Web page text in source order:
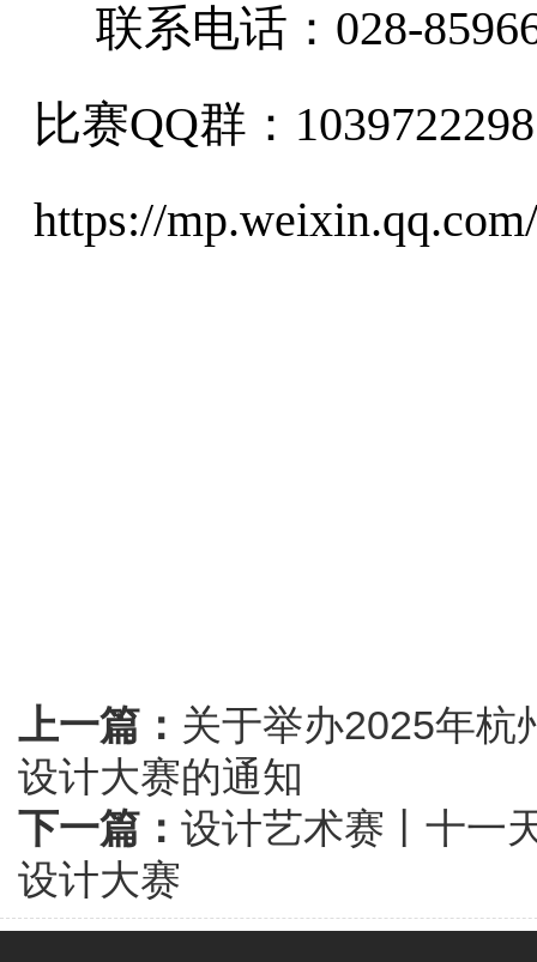
联系电话：028-
比赛QQ群：1039722298
https://
上一篇： 关于举办2025年杭
设计大赛的通知
下一篇： 设计艺术赛丨十一
设计大赛